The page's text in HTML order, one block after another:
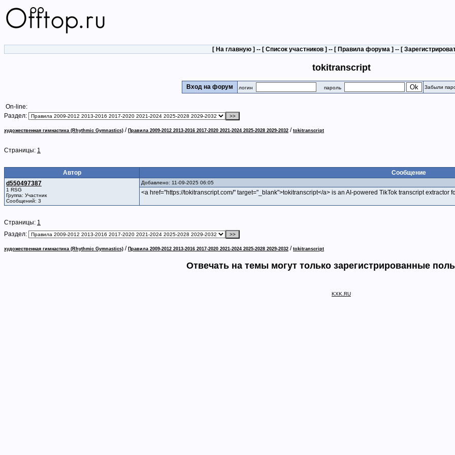
[ На главную ] -- [ Список участников ] -- [ Правила форума ] -- [
tokitranscript
Вход на форум логин пароль Забыли
On-line:
Раздел:
художественная гимнастика (Rhythmic Gymnastics) / Правила 2009-2012 2013-2016 2017-2020 2021-2024 2025-2028 2029-2032 / tokitranscript
Страницы: 1
Автор
Сообщение
d550497387
1 RSG
Группа: Участник
Сообщений: 3
Добавлено: 11-09-2025 06:05
<a href="https://tokitranscript.com/" target="_blank">tokitranscript</a> is an AI-powered TikTok transcript extractor
Страницы: 1
Раздел:
художественная гимнастика (Rhythmic Gymnastics) / Правила 2009-2012 2013-2016 2017-2020 2021-2024 2025-2028 2029-2032 / tokitranscript
Отвечать на темы могут только зарегистрированные
KXK.RU